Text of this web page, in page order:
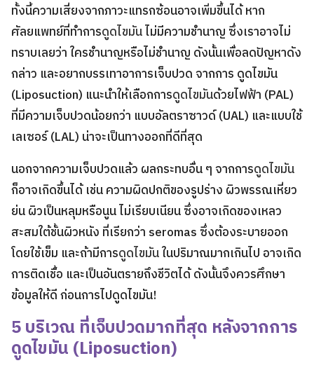
ทั้งนี้ความเสี่ยงจากภาวะแทรกซ้อนอาจเพิ่มขึ้นได้ หาก
ศัลยแพทย์ที่ทำการดูดไขมันไม่มีความชำนาญ ซึ่งเราอาจไม่
ทราบเลยว่า ใครชำนาญหรือไม่ชำนาญ ดังนั้นเพื่อลดปัญหาดัง
กล่าว และอยากบรรเทาอาการเจ็บปวด จากการ ดูดไขมัน
(Liposuction) แนะนำให้เลือกการดูดไขมันด้วยไฟฟ้า (PAL)
ที่มีความเจ็บปวดน้อยกว่า แบบอัลตราซาวด์ (UAL) และแบบใช้
เลเซอร์ (LAL) น่าจะเป็นทางออกที่ดีที่สุด
นอกจากความเจ็บปวดแล้ว ผลกระทบอื่น ๆ จากการดูดไขมัน
ก็อาจเกิดขึ้นได้ เช่น ความผิดปกติของรูปร่าง ผิวพรรณเหี่ยว
ย่น ผิวเป็นหลุมหรือนูน ไม่เรียบเนียน ซึ่งอาจเกิดของเหลว
สะสมใต้ชั้นผิวหนัง ที่เรียกว่า seromas ซึ่งต้องระบายออก
โดยใช้เข็ม และถ้ามีการดูดไขมันในปริมาณมากเกินไป อาจเกิด
การติดเชื้อ และเป็นอันตรายถึงชีวิตได้ ดังนั้นจึงควรศึกษา
ข้อมูลให้ดี ก่อนการไปดูดไขมัน!
5 บริเวณ ที่เจ็บปวดมากที่สุด หลังจากการ
ดูดไขมัน (Liposuction)